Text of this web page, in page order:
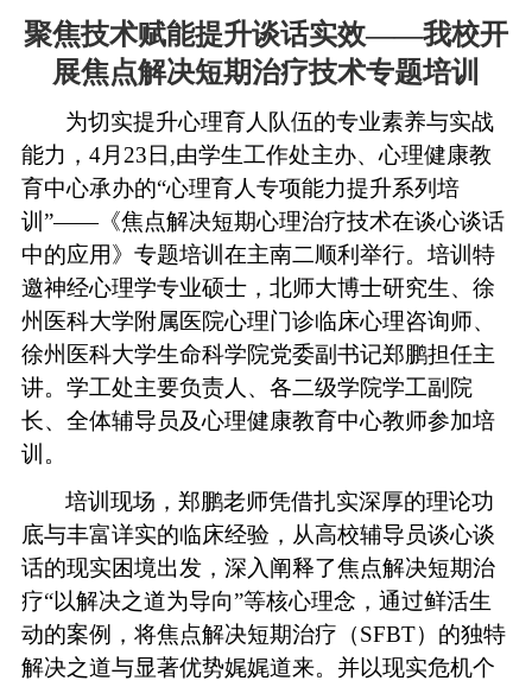
聚焦技术赋能提升谈话实效——我校开
展焦点解决短期治疗技术专题培训
为切实提升心理育人队伍的专业素养与实战
能力， 4月 23 日 ,由学生工作处主办、心理健康教
育中心承办的“心理育人专项能力提升系列培
训”——《焦点解决短期心理治疗技术在谈心谈话
中的应用》专题培训在主南二顺利举行。培训特
邀神经心理学专业硕士，北师大博士研究生、徐
州医科大学附属医院心理门诊临床心理咨询师、
徐州医科大学生命科学院党委副书记郑鹏担任主
讲。 学工处主要负责人、各二级学院学工副院
长、全体辅导员及心理健康教育中心教师参加培
训。
培训现场， 郑鹏老师凭借扎实深厚的理论功
底与丰富详实的临床经验，从高校辅导员谈心谈
话的现实困境出发，深入阐释了焦点解决短期治
疗“以解决之道为导向”等核心理念 ， 通过鲜活生
动的案例，将焦点解决短期治疗（SFBT）的独特
解决之道与显著优势娓娓道来。并以现实危机个